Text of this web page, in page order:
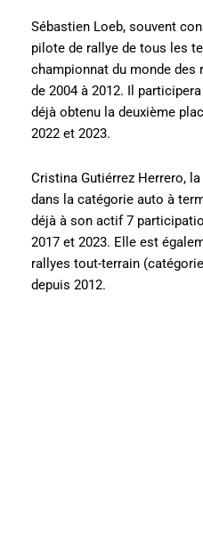
Sébastien Loeb, souvent
pilote de rallye de tous les
championnat du monde
de 2004 à 2012. Il
déjà obtenu la deuxième
2022 et 2023.
Cristina Gutiérrez Herrero,
dans la catégorie auto à
déjà à son actif 7
2017 et 2023. Elle est
rallyes tout-terrain
depuis 2012.